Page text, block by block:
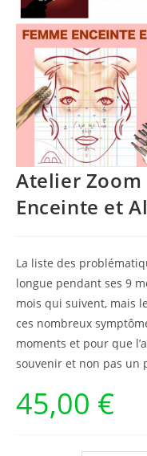
Atelier Zoom
Enceinte et
La liste des
longue pendant ses 9
mois qui suivent, mais
ces nombreux
moments et pour que
souvenir et non pas un
45,00 €